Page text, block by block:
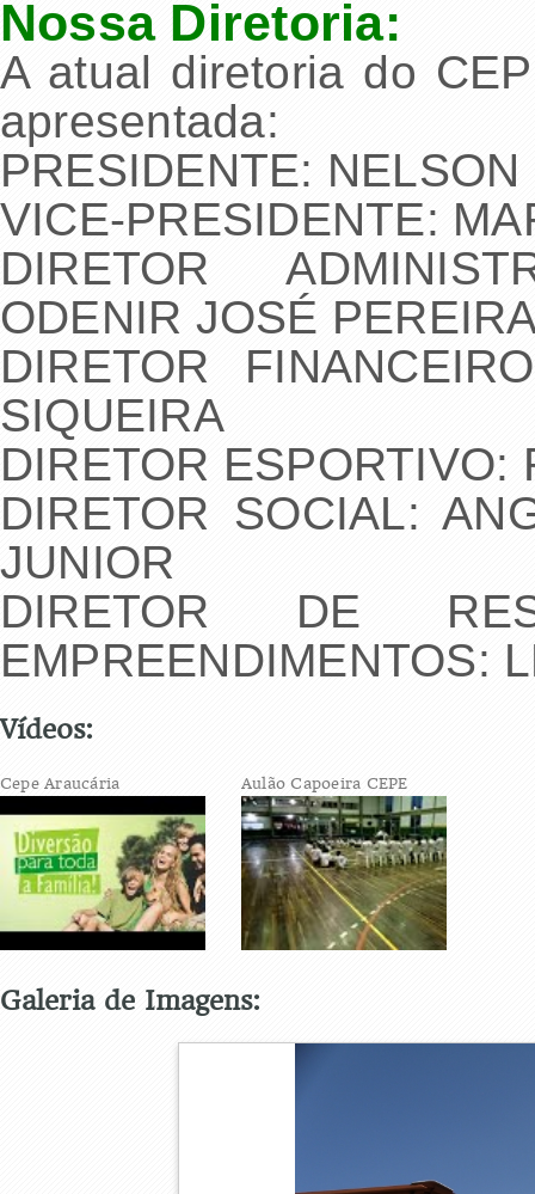
Nossa Diretoria:
A atual diretoria do
apresentada:
PRESIDENTE:
VICE-PRESIDENTE:
DIRETOR
ODENIR JOSÉ
DIRETOR
SIQUEIRA
DIRETOR ESPORTIVO:
DIRETOR SOCIAL:
JUNIOR
DIRETOR DE
EMPREENDIMENTOS:
Vídeos:
Cepe Araucária Aulão Capoeira CEPE
Galeria de Imagens: